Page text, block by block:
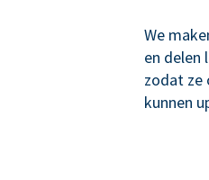
We
en delen
zodat ze
kunnen